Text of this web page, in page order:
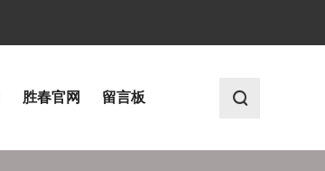
胜春官网 留言板